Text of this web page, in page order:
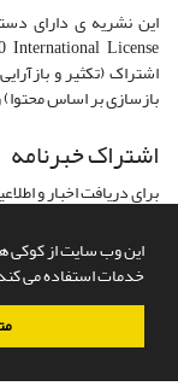
این وب سایت از کوکی
خدمات استفاده می
اشتراک (تکثیر و
بازسازی بر اساس
اشتراک خبرنامه
برای دریافت اخبار و
سامانه مدیریت